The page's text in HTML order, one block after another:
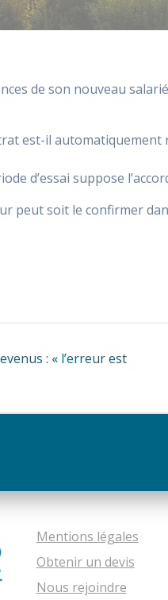
de son nouveau
est-il automatiquement
d’essai suppose
peut soit le confirmer
: « l’erreur est
Mentions légales
Obtenir un devis
Nous rejoindre